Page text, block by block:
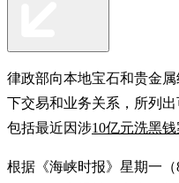
律政部向本地宝石和贵金
下交易和业务关系，所列
包括最近因涉10亿元洗黑钱
根据《海峡时报》星期一